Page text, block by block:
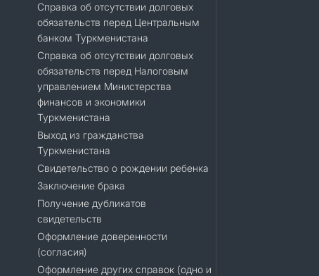
Cправка об отсутствии долговых
обязательств перед Центральным
банком Туркменистана
Справка об отсутствии долговых
обязательств перед Налоговым
управлением Министерства
финансов и экономики
Туркменистана
Выход из гражданства
Туркменистана
Свидетельство о рождении ребенка
Заключение брака
Получение дубликатов
свидетельств
Оформление доверенности
(согласия)
Оформление других справок (одно и